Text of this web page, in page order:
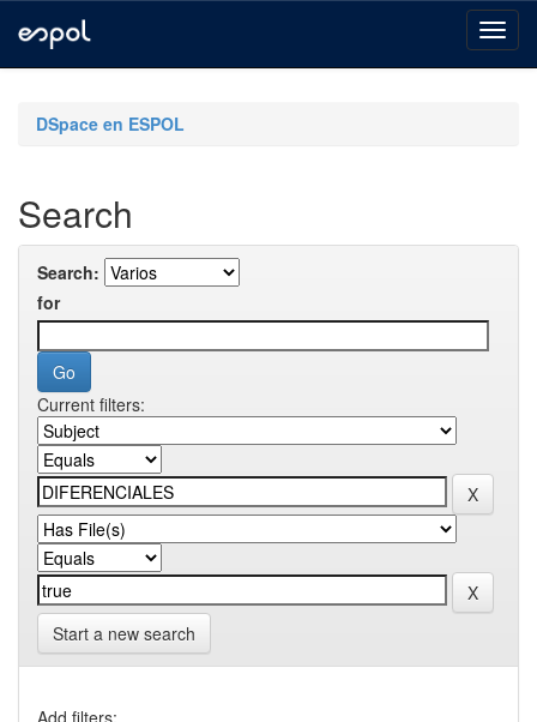
navigationDSpace en ESPOL
Search
Search:
for
Current filters:
Start a new search
Add filters: